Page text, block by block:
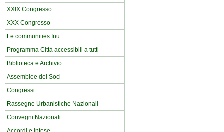
XXIX Congresso
XXX Congresso
Le communities Inu
Programma Città accessibili a tutti
Biblioteca e Archivio
Assemblee dei Soci
Congressi
Rassegne Urbanistiche Nazionali
Convegni Nazionali
Accordi e Intese